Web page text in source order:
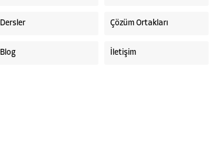
Dersler Çözüm Ortakları
Blog İletişim